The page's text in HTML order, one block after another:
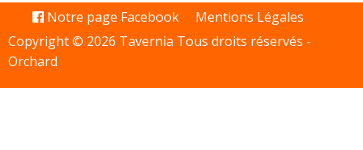
Notre page Facebook
Mentions Légales
Copyright © 2026 Tavernia Tous droits réservés -
Orchard